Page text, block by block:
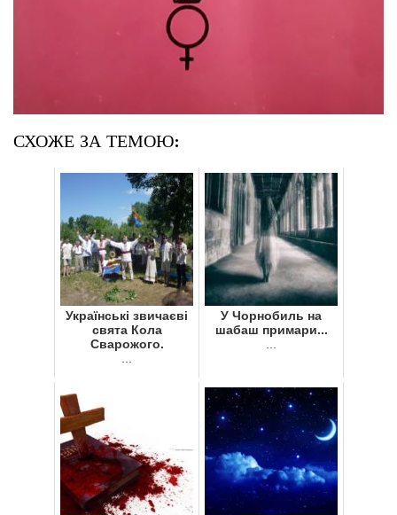
СХОЖЕ ЗА ТЕМОЮ:
Українські звичаєві
свята Кола
Сварожого.
У Чорнобиль на
шабаш примари...